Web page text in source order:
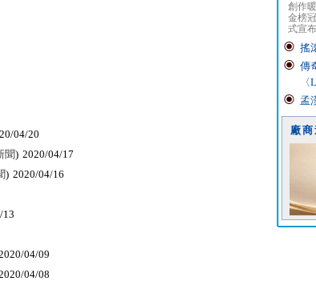
04/20
聞) 2020/04/17
) 2020/04/16
13
04/09
04/08
創作
金榜
式宣
搖
傳
孟
廠